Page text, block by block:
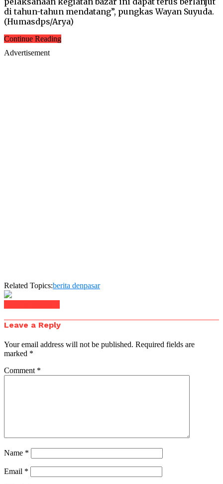
di tahun-tahun mendatang”, pungkas Wayan Suyuda.
(Humasdps/Arya)
Continue Reading
Advertisement
Related Topics:berita denpasar
Leave a Reply
Your email address will not be published. Required fields are
marked *
Comment *
Name *
Email *